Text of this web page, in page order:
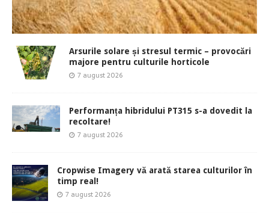
Arsurile solare și stresul termic – provocări
majore pentru culturile horticole
7 august 2026
Performanța hibridului PT315 s-a dovedit la
recoltare!
7 august 2026
Cropwise Imagery vă arată starea culturilor în
timp real!
7 august 2026